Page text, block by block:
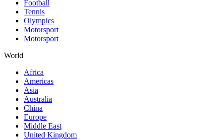
Football
Tennis
Olympics
Motorsport
Motorsport
World
Africa
Americas
Asia
Australia
China
Europe
Middle East
United Kingdom